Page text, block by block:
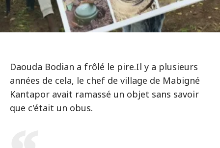
Daouda Bodian a frôlé le pire.Il y a plusieurs
années de cela, le chef de village de Mabigné
Kantapor avait ramassé un objet sans savoir
que c'était un obus.